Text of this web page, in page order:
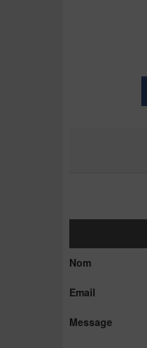
Nom
Email
Message